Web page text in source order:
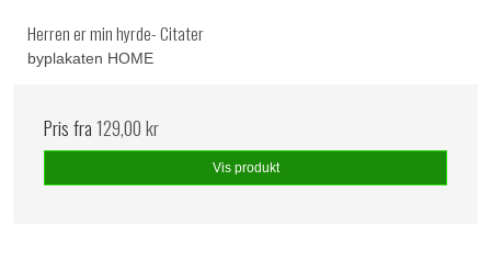
Herren er min hyrde- Citater
byplakaten HOME
Pris fra129,00 kr
Vis produkt